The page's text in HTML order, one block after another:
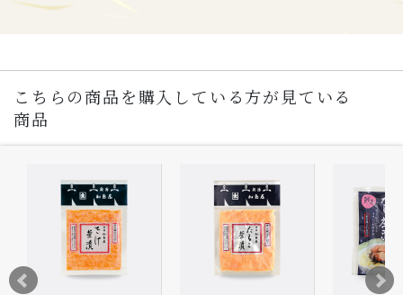
こちらの商品を購入している方が見ている
商品